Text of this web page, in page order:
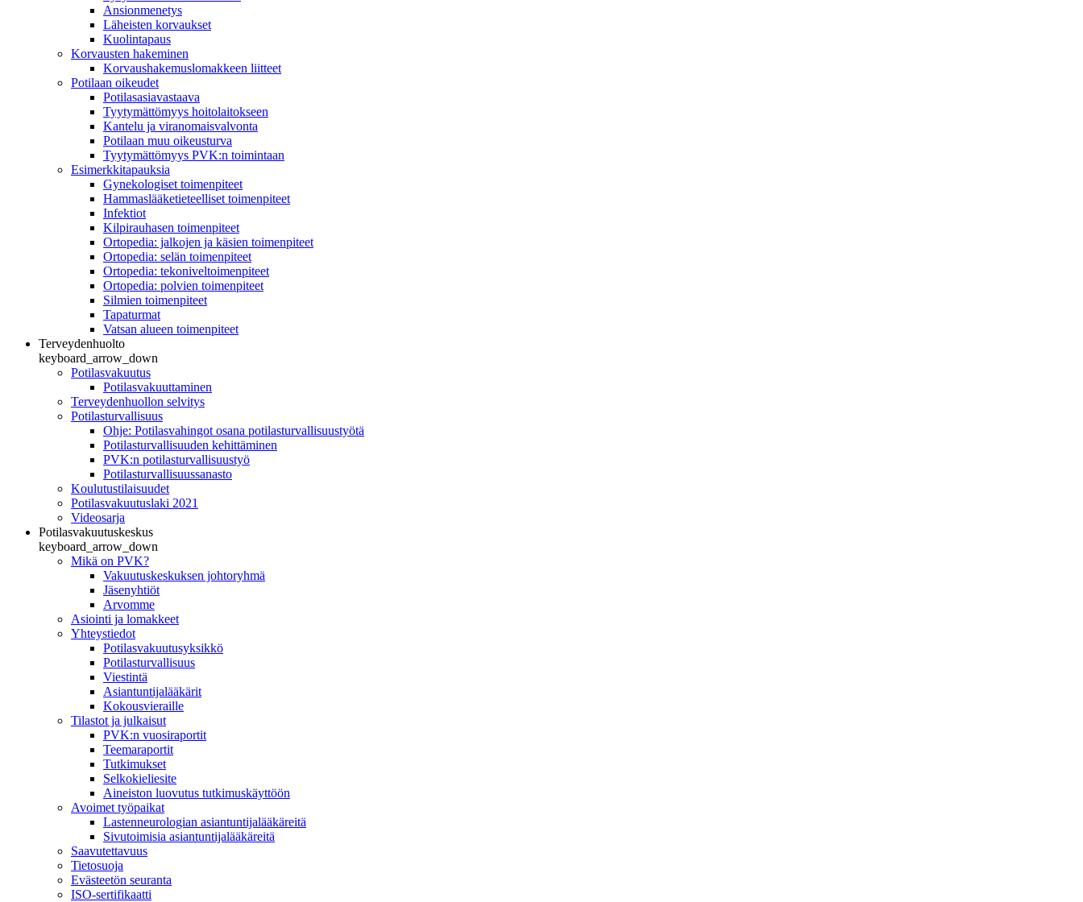
Ansionmenetys
Läheisten korvaukset
Kuolintapaus
Korvausten hakeminen
Korvaushakemuslomakkeen liitteet
Potilaan oikeudet
Potilasasiavastaava
Tyytymättömyys hoitolaitokseen
Kantelu ja viranomaisvalvonta
Potilaan muu oikeusturva
Tyytymättömyys PVK:n toimintaan
Esimerkkitapauksia
Gynekologiset toimenpiteet
Hammaslääketieteelliset toimenpiteet
Infektiot
Kilpirauhasen toimenpiteet
Ortopedia: jalkojen ja käsien toimenpiteet
Ortopedia: selän toimenpiteet
Ortopedia: tekoniveltoimenpiteet
Ortopedia: polvien toimenpiteet
Silmien toimenpiteet
Tapaturmat
Vatsan alueen toimenpiteet
Terveydenhuolto
keyboard_arrow_down
Potilasvakuutus
Potilasvakuuttaminen
Terveydenhuollon selvitys
Potilasturvallisuus
Ohje: Potilasvahingot osana potilasturvallisuustyötä
Potilasturvallisuuden kehittäminen
PVK:n potilasturvallisuustyö
Potilasturvallisuussanasto
Koulutustilaisuudet
Potilasvakuutuslaki 2021
Videosarja
Potilasvakuutuskeskus
keyboard_arrow_down
Mikä on PVK?
Vakuutuskeskuksen johtoryhmä
Jäsenyhtiöt
Arvomme
Asiointi ja lomakkeet
Yhteystiedot
Potilasvakuutusyksikkö
Potilasturvallisuus
Viestintä
Asiantuntijalääkärit
Kokousvieraille
Tilastot ja julkaisut
PVK:n vuosiraportit
Teemaraportit
Tutkimukset
Selkokieliesite
Aineiston luovutus tutkimuskäyttöön
Avoimet työpaikat
Lastenneurologian asiantuntijalääkäreitä
Sivutoimisia asiantuntijalääkäreitä
Saavutettavuus
Tietosuoja
Evästeetön seuranta
ISO-sertifikaatti